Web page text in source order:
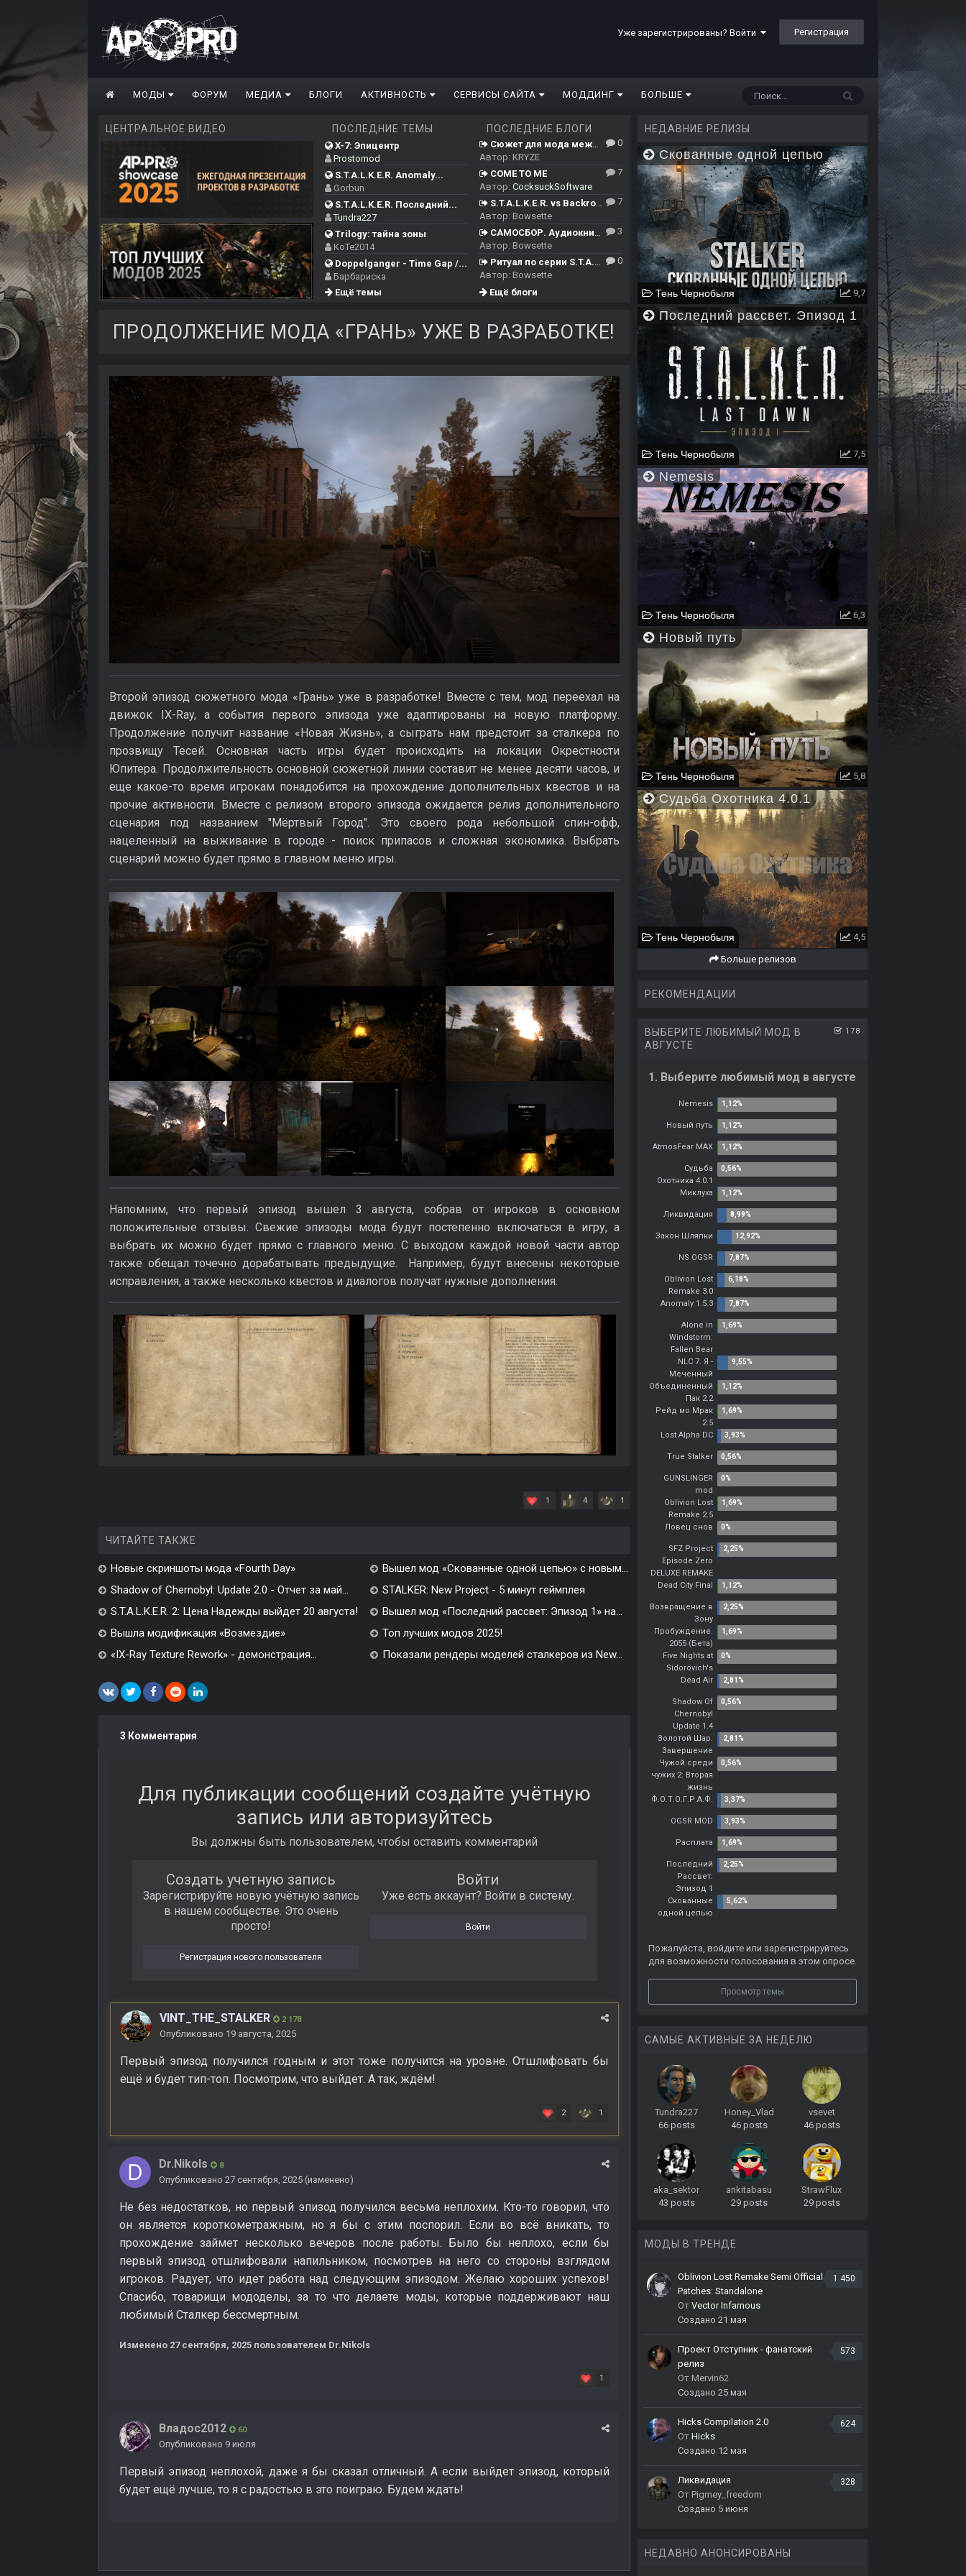
Уже зарегистрированы? Войти Регистрация
МОДЫ ФОРУМ МЕДИА БЛОГИ АКТИВНОСТЬ СЕРВИСЫ САЙТА МОДДИНГ БОЛЬШЕ
ЦЕНТРАЛЬНОЕ ВИДЕО ПОСЛЕДНИЕ ТЕМЫ
X-7: Эпицентр
Prostomod
S.T.A.L.K.E.R. Anomaly...
Gorbun
S.T.A.L.K.E.R. Последний...
Tundra227
Trilogy: тайна зоны
KoTe2014
Doppelganger - Time Gap /...
Барбариска
Ещё темы
ПОСЛЕДНИЕ БЛОГИ
Сюжет для мода между ЧН/ТЧ/ЗП и Сердцем Чернобыля
Автор: KRYZE
0
COME TO ME
Автор: CocksuckSoftware
7
S.T.A.L.K.E.R. vs Backrooms
Автор: Bowsette
7
САМОСБОР. Аудиокнига.
Автор: Bowsette
3
Ритуал по серии S.T.A.L.K.E.R.
Автор: Bowsette
0
Ещё блоги
ПРОДОЛЖЕНИЕ МОДА «ГРАНЬ» УЖЕ В РАЗРАБОТКЕ!
Второй эпизод сюжетного мода «Грань» уже в разработке! Вместе с тем, мод переехал на
движок IX-Ray, а события первого эпизода уже адаптированы на новую платформу.
Продолжение получит название «Новая Жизнь», а сыграть нам предстоит за сталкера по
прозвищу Тесей. Основная часть игры будет происходить на локации Окрестности
Юпитера. Продолжительность основной сюжетной линии составит не менее десяти часов, и
еще какое-то время игрокам понадобится на прохождение дополнительных квестов и на
прочие активности. Вместе с релизом второго эпизода ожидается релиз дополнительного
сценария под названием "Мёртвый Город". Это своего рода небольшой спин-офф,
нацеленный на выживание в городе - поиск припасов и сложная экономика. Выбрать
сценарий можно будет прямо в главном меню игры.
Напомним, что первый эпизод вышел 3 августа, собрав от игроков в основном
положительные отзывы. Свежие эпизоды мода будут постепенно включаться в игру, а
выбрать их можно будет прямо с главного меню. С выходом каждой новой части автор
также обещал точечно дорабатывать предыдущие. Например, будут внесены некоторые
исправления, а также несколько квестов и диалогов получат нужные дополнения.
1 4 1
ЧИТАЙТЕ ТАКЖЕ
Новые скриншоты мода «Fourth Day»
Вышел мод «Скованные одной цепью» с новым...
Shadow of Chernobyl: Update 2.0 - Отчет за май...
STALKER: New Project - 5 минут геймплея
S.T.A.L.K.E.R. 2: Цена Надежды выйдет 20 августа!
Вышел мод «Последний рассвет: Эпизод 1» на...
Вышла модификация «Возмездие»
Топ лучших модов 2025!
«IX-Ray Texture Rework» - демонстрация...
Показали рендеры моделей сталкеров из New...
3 Комментария
Для публикации сообщений создайте учётную
запись или авторизуйтесь
Вы должны быть пользователем, чтобы оставить комментарий
Создать учетную запись
Зарегистрируйте новую учётную запись
в нашем сообществе. Это очень
просто!
Регистрация нового пользователя
Войти
Уже есть аккаунт? Войти в систему.
Войти
VINT_THE_STALKER 2 178
Опубликовано 19 августа, 2025
Первый эпизод получился годным и этот тоже получится на уровне. Отшлифовать бы
ещё и будет тип-топ. Посмотрим, что выйдет. А так, ждём!
2 1
Dr.Nikols 8
Опубликовано 27 сентября, 2025 (изменено)
Не без недостатков, но первый эпизод получился весьма неплохим. Кто-то говорил, что
он является короткометражным, но я бы с этим поспорил. Если во всё вникать, то
прохождение займет несколько вечеров после работы. Было бы неплохо, если бы
первый эпизод отшлифовали напильником, посмотрев на него со стороны взглядом
игроков. Радует, что идет работа над следующим эпизодом. Желаю хороших успехов!
Спасибо, товарищи мододелы, за то что делаете моды, которые поддерживают наш
любимый Сталкер бессмертным.
Изменено 27 сентября, 2025 пользователем Dr.Nikols
1
Владос2012 60
Опубликовано 9 июля
Первый эпизод неплохой, даже я бы сказал отличный. А если выйдет эпизод, который
будет ещё лучше, то я с радостью в это поиграю. Будем ждать!
НЕДАВНИЕ РЕЛИЗЫ
Скованные одной цепью
Тень Чернобыля 9,7
Последний рассвет. Эпизод 1
Тень Чернобыля 7,5
Nemesis
Тень Чернобыля 6,3
Новый путь
Тень Чернобыля 5,8
Судьба Охотника 4.0.1
Тень Чернобыля 4,5
Больше релизов
РЕКОМЕНДАЦИИ
178
ВЫБЕРИТЕ ЛЮБИМЫЙ МОД В
АВГУСТЕ
1. Выберите любимый мод в августе
Nemesis
Новый путь
AtmosFear MAX
Судьба
Охотника 4.0.1
Миклуха
Ликвидация
Закон Шляпки
NS OGSR
Oblivion Lost
Remake 3.0
Anomaly 1.5.3
Alone in
Windstorm:
Fallen Bear
NLC 7. Я -
Меченный
Объединенный
Пак 2.2
Рейд мо Мрак
2.5
Lost Alpha DC
True Stalker
GUNSLINGER
mod
Oblivion Lost
Remake 2.5
Ловец снов
SFZ Project
Episode Zero
DELUXE REMAKE
Dead City Final
Возвращение в
Зону
Пробуждение.
2055 (Бета)
Five Nights at
Sidorovich's
Dead Air
Shadow Of
Chernobyl
Update 1.4
Золотой Шар.
Завершение
Чужой среди
чужих 2: Вторая
жизнь
Ф.О.Т.О.Г.Р.А.Ф.
OGSR MOD
Расплата
Последний
Рассвет:
Эпизод 1
Скованные
одной цепью
Пожалуйста, войдите или зарегистрируйтесь
для возможности голосования в этом опросе.
Просмотр темы
САМЫЕ АКТИВНЫЕ ЗА НЕДЕЛЮ
Tundra227
66 posts
Honey_Vlad
46 posts
vsevet
46 posts
aka_sektor
43 posts
ankitabasu
29 posts
StrawFlux
29 posts
МОДЫ В ТРЕНДЕ
1 450
Oblivion Lost Remake Semi Official
Patches: Standalone
От Vector Infamous
Создано 21 мая
573
Проект Отступник - фанатский
релиз
От Mervin62
Создано 25 мая
624
Hicks Compilation 2.0
От Hicks
Создано 12 мая
328
Ликвидация
От Pigmey_freedom
Создано 5 июня
НЕДАВНО АНОНСИРОВАНЫ